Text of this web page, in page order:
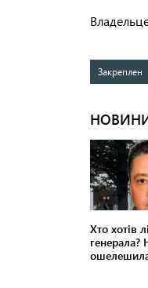
Закреплен